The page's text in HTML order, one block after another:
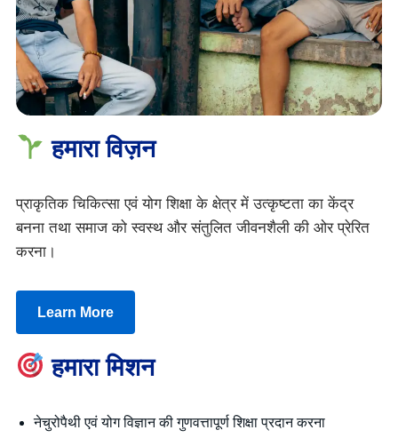
हमारा विज़न
प्राकृतिक चिकित्सा एवं योग शिक्षा के क्षेत्र में उत्कृष्टता का केंद्र
बनना तथा समाज को स्वस्थ और संतुलित जीवनशैली की ओर प्रेरित
करना।
Learn More
हमारा मिशन
नेचुरोपैथी एवं योग विज्ञान की गुणवत्तापूर्ण शिक्षा प्रदान करना